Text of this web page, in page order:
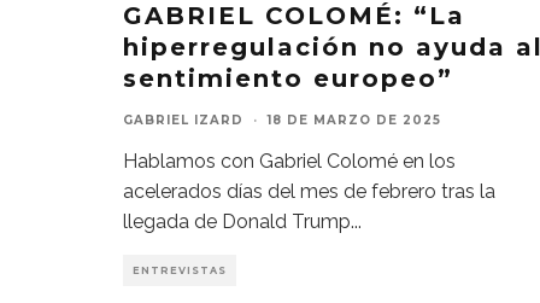
GABRIEL COLOMÉ: “La
hiperregulación no ayuda
sentimiento europeo”
GABRIEL IZARD · 18 DE MARZO DE 2025
Hablamos con Gabriel Colomé en los
acelerados días del mes de febrero tras la
llegada de Donald Trump...
ENTREVISTAS